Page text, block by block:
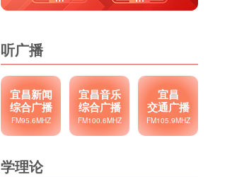
听广播
宜昌新闻
综合广播
FM95.6MHZ
宜昌音乐
综合广播
FM100.6MHZ
宜昌
交通广播
FM105.9MHZ
学理论